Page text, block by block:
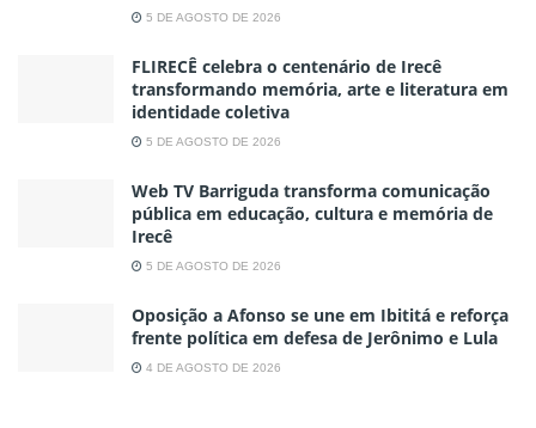
5 DE AGOSTO DE 2026
FLIRECÊ celebra o centenário de Irecê
transformando memória, arte e literatura em
identidade coletiva
5 DE AGOSTO DE 2026
Web TV Barriguda transforma comunicação
pública em educação, cultura e memória de
Irecê
5 DE AGOSTO DE 2026
Oposição a Afonso se une em Ibititá e reforça
frente política em defesa de Jerônimo e Lula
4 DE AGOSTO DE 2026